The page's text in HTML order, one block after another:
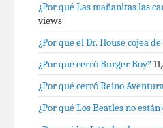
¿Por qué Las mañanitas las
views
¿Por qué el Dr. House cojea
¿Por qué cerró Burger Boy?
¿Por qué cerró Reino
¿Por qué Los Beatles no